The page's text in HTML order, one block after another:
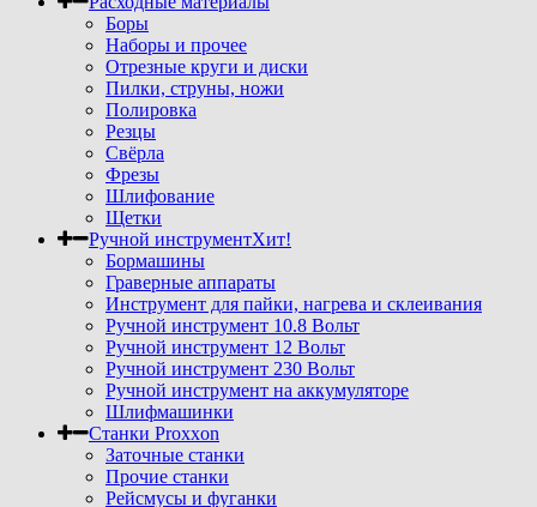
Боры
Наборы и прочее
Отрезные круги и диски
Пилки, струны, ножи
Полировка
Резцы
Свёрла
Фрезы
Шлифование
Щетки
Ручной инструментХит!
Бормашины
Граверные аппараты
Инструмент для пайки, нагрева и склеивания
Ручной инструмент 10.8 Вольт
Ручной инструмент 12 Вольт
Ручной инструмент 230 Вольт
Ручной инструмент на аккумуляторе
Шлифмашинки
Станки Proxxon
Заточные станки
Прочие станки
Рейсмусы и фуганки